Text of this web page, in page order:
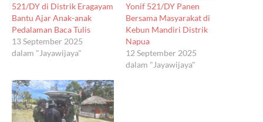
521/DY di Distrik Eragayam
Bantu Ajar Anak-anak
Pedalaman Baca Tulis
13 September 2025
dalam "Jayawijaya"
Yonif 521/DY Panen
Bersama Masyarakat di
Kebun Mandiri Distrik
Napua
12 September 2025
dalam "Jayawijaya"